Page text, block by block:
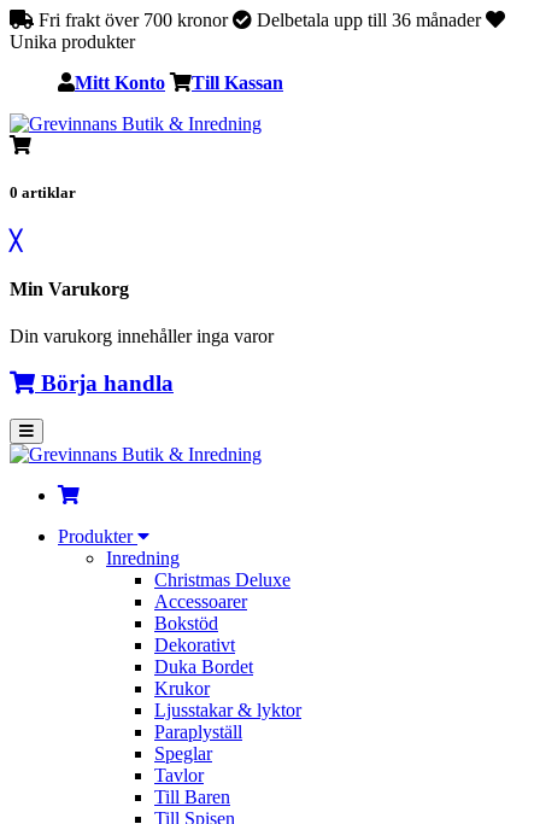
Fri frakt över 700 kronor
Delbetala upp till 36 månader
Unika produkter
Mitt Konto Till Kassan
0 artiklar
╳
Min Varukorg
Din varukorg innehåller inga varor
Börja handla
Produkter
Inredning
Christmas Deluxe
Accessoarer
Bokstöd
Dekorativt
Duka Bordet
Krukor
Ljusstakar & lyktor
Paraplyställ
Speglar
Tavlor
Till Baren
Till Spisen